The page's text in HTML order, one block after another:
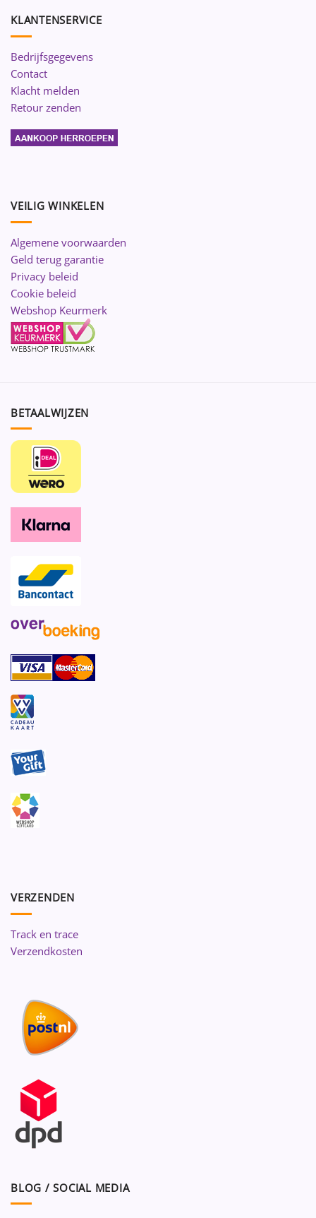
KLANTENSERVICE
Bedrijfsgegevens
Contact
Klacht melden
Retour zenden
VEILIG WINKELEN
Algemene voorwaarden
Geld terug garantie
Privacy beleid
Cookie beleid
Webshop Keurmerk
BETAALWIJZEN
VERZENDEN
Track en trace
Verzendkosten
BLOG / SOCIAL MEDIA